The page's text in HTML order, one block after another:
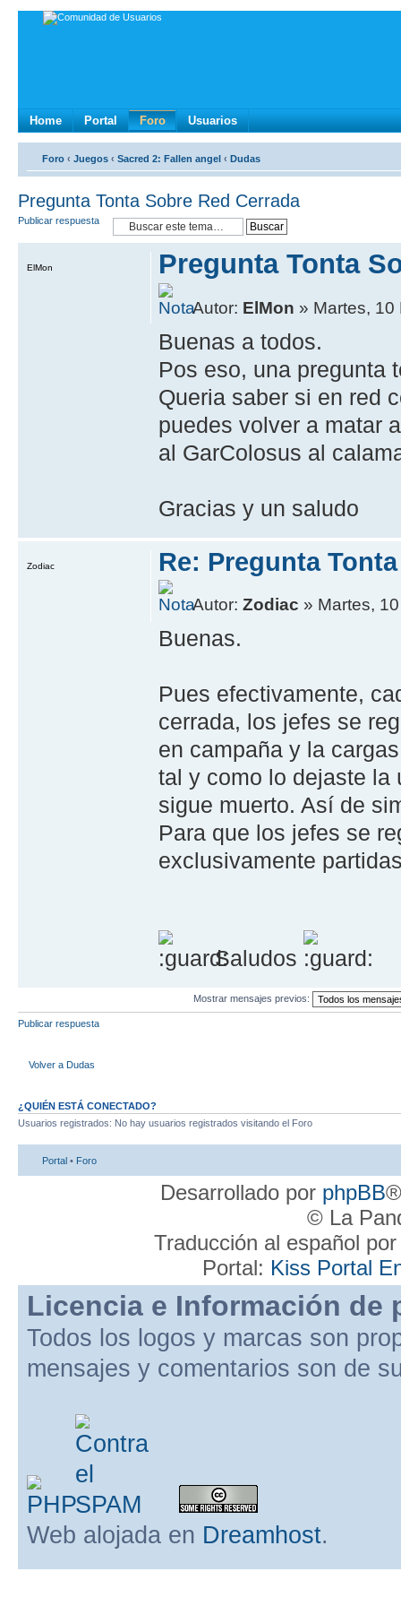
Home Portal Foro Usuarios
Foro ‹ Juegos ‹ Sacred 2: Fallen angel ‹ Dudas
Pregunta Tonta Sobre Red Cerrada
Publicar respuesta
Pregunta Tonta
Autor: ElMon » Martes,
Buenas a todos.
Pos eso, una pregunta
Queria saber si en red
puedes volver a matar
al GarColosus al
Gracias y un saludo
ElMon
Re: Pregunta
Autor:Zodiac » Martes,
Buenas.
Pues efectivamente,
cerrada, los jefes se
en campaña y la
tal y como lo dejaste la
sigue muerto. Así de
Para que los jefes se
exclusivamente
Saludos
Zodiac
Mostrar mensajes previos:
Publicar respuesta
Volver a Dudas
¿QUIÉN ESTÁ CONECTADO?
Usuarios registrados: No hay usuarios registrados visitando el Foro
Portal • Foro
Desarrollado por phpBB
© La
Traducción al español
Portal: Kiss Portal
Licencia e Información de
Todos los logos y marcas son
mensajes y comentarios son de
Web alojada en Dreamhost.